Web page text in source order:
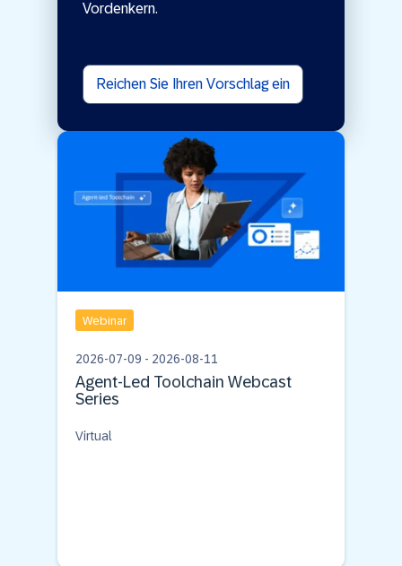
Vordenkern.
Reichen Sie Ihren Vorschlag ein
Webinar
2026-07-09 - 2026-08-11
Agent-Led Toolchain Webcast
Series
Virtual